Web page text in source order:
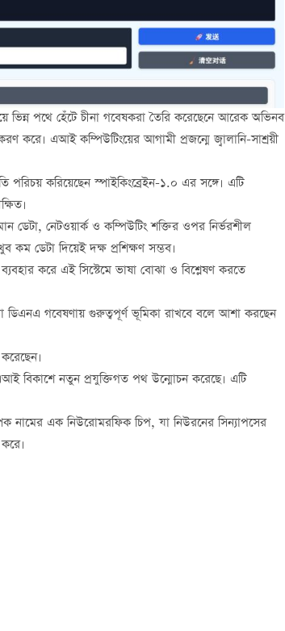
ভিন্ন পথে হেঁটে চীনা গবেষকরা তৈরি করেছেনে আরেক অভিনব
করে। এআই কম্পিউটিংয়ের আগামী প্রজন্মে জ্বালানি-সাশ্রয়ী
পরিচয় করিয়েছেন স্পাইকিংব্রেইন-১.০ এর সঙ্গে। এটি
ডেটা, নেটওয়ার্ক ও কম্পিউটিং শক্তির ওপর নির্ভরশীল
কম ডেটা দিয়েই দক্ষ প্রশিক্ষণ সম্ভব।
করে এই সিস্টেমে ভাষা বোঝা ও বিশ্লেষণ করতে
ডিএনএ গবেষণায় গুরুত্বপূর্ণ ভূমিকা রাখবে বলে আশা করছেন
বিকাশে নতুন প্রযুক্তিগত পথ উন্মোচন করেছে। এটি
নামের এক নিউরোমরফিক চিপ, যা নিউরনের সিন্যাপসের